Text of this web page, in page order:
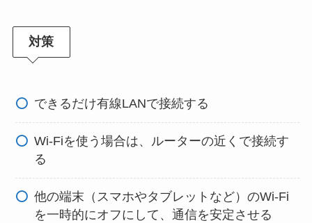
対策
できるだけ有線LANで接続する
Wi-Fiを使う場合は、ルーターの近くで接続す
る
他の端末（スマホやタブレットなど）のWi-Fi
を一時的にオフにして、通信を安定させる